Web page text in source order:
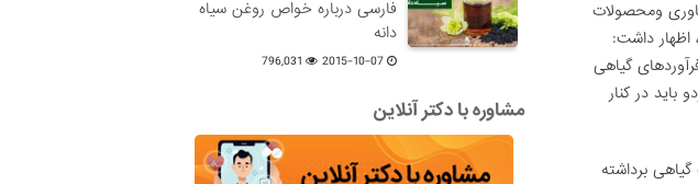
ومحصولات
می شود، اظهار داشت:
گیاهی
در کنار
برداشته
فارسی درباره خواص روغن سیاه
دانه
2015-10-07
796,031
مشاوره با دکتر آنلاین